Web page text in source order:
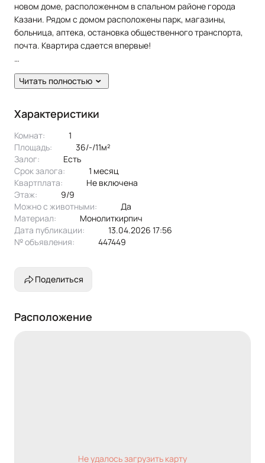
новом доме, расположенном в спальном районе города
Казани. Рядом с домом расположены парк, магазины,
больница, аптека, остановка общественного транспорта,
почта. Квартира сдается впервые!
В квартире сделан дизайнерский ремонт. Полы: ламинат.
Окна: пластиковые. Потолки: натяжные. Сан. узел в кафеле.
Жильцам предоставляется из мебели: кухонный гарнитур,
кровать, шкаф, cтол, стулья. Из техники: холодильник,
духовка, варочная панель, чайник, посудомоечная машина,
стиральная машина, телевизор, кондиционер.
Эксклюзивное предложение!
Читать полностью
Характеристики
Комнат:
1
Площадь:
36/-/11м²
Залог:
есть
Срок залога:
1 месяц
Квартплата:
не включена
Этаж:
9/9
Можно с животными:
да
Материал:
монолиткирпич
Дата публикации:
13.04.2026 17:56
№ объявления:
447449
Поделиться
Расположение
Не удалось загрузить карту